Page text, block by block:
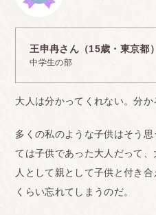
王申冉さん（15歳・東京都）
中学生の部
大人は分かってくれない。分か
多くの私のような子供はそう
ては子供であった大人だって
人として親として子供と付き
くらい忘れてしまうのだ。